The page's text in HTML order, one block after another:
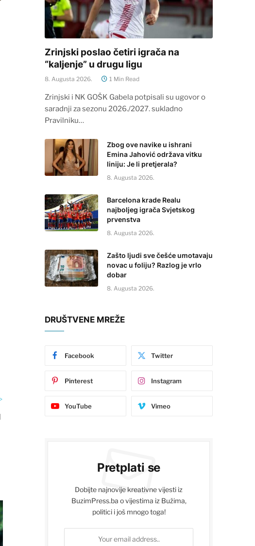
Zrinjski poslao četiri igrača na
“kaljenje” u drugu ligu
8. Augusta 2026. 1 Min Read
Zrinjski i NK GOŠK Gabela potpisali su ugovor o
saradnji za sezonu 2026./2027. sukladno
Pravilniku…
Zbog ove navike u ishrani
Emina Jahović održava vitku
liniju: Je li pretjerala?
8. Augusta 2026.
Barcelona krade Realu
najboljeg igrača Svjetskog
prvenstva
8. Augusta 2026.
Zašto ljudi sve češće umotavaju
novac u foliju? Razlog je vrlo
dobar
8. Augusta 2026.
DRUŠTVENE MREŽE
Facebook Twitter
Pinterest Instagram
YouTube Vimeo
Pretplati se
Dobijte najnovije kreativne vijesti iz
BuzimPress.ba o vijestima iz Bužima,
politici i još mnogo toga!